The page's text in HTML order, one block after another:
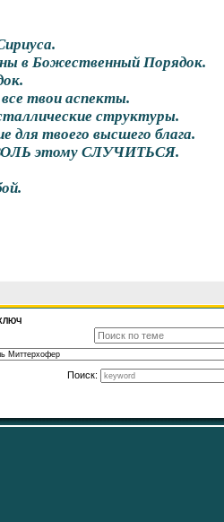
в Божественный Порядок.
твои аспекты.
структуры.
твоего высшего блага.
этому СЛУЧИТЬСЯ.
Поиск: